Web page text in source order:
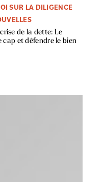
SUR LA DILIGENCE
de la dette: Le
cap et défendre le bien